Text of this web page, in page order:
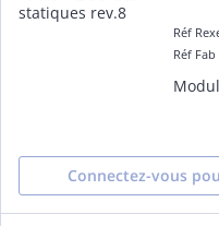
Réf
Réf Fab
Connectez-vous